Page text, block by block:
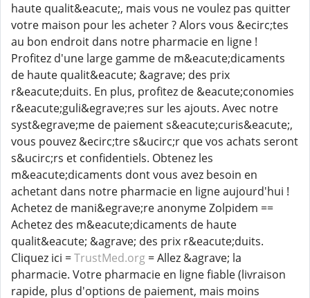
haute qualit&eacute;, mais vous ne voulez pas quitter
votre maison pour les acheter ? Alors vous &ecirc;tes
au bon endroit dans notre pharmacie en ligne !
Profitez d'une large gamme de m&eacute;dicaments
de haute qualit&eacute; &agrave; des prix
r&eacute;duits. En plus, profitez de &eacute;conomies
r&eacute;guli&egrave;res sur les ajouts. Avec notre
syst&egrave;me de paiement s&eacute;curis&eacute;,
vous pouvez &ecirc;tre s&ucirc;r que vos achats seront
s&ucirc;rs et confidentiels. Obtenez les
m&eacute;dicaments dont vous avez besoin en
achetant dans notre pharmacie en ligne aujourd'hui !
Achetez de mani&egrave;re anonyme Zolpidem ==
Achetez des m&eacute;dicaments de haute
qualit&eacute; &agrave; des prix r&eacute;duits.
Cliquez ici =TrustMed.org = Allez &agrave; la
pharmacie. Votre pharmacie en ligne fiable (livraison
rapide, plus d'options de paiement, mais moins